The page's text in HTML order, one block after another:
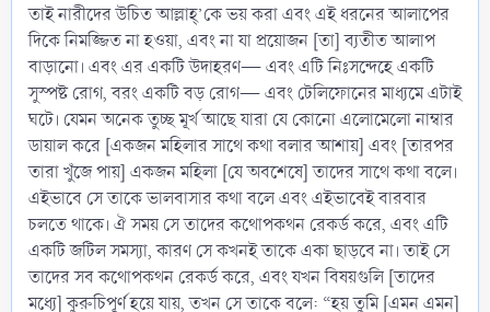
তাই নারীদের উচিত আল্লাহ্’কে ভয় করা এবং এই ধরনের আলাপের
দিকে নিমজ্জিত না হওয়া, এবং না যা প্রয়োজন [তা] ব্যতীত আলাপ
বাড়ানো। এবং এর একটি উদাহরণ— এবং এটি নিঃসন্দেহে একটি
সুস্পষ্ট রোগ, বরং একটি বড় রোগ— এবং টেলিফোনের মাধ্যমে এটাই
ঘটে। যেমন অনেক তুচ্ছ মূর্খ আছে যারা যে কোনো এলোমেলো নাম্বার
ডায়াল করে [একজন মহিলার সাথে কথা বলার আশায়] এবং [তারপর
তারা খুঁজে পায়] একজন মহিলা [যে অবশেষে] তাদের সাথে কথা বলে।
এইভাবে সে তাকে ভালবাসার কথা বলে এবং এইভাবেই বারবার
চলতে থাকে। ঐ সময় সে তাদের কথোপকথন রেকর্ড করে, এবং এটি
একটি জটিল সমস্যা, কারণ সে কখনই তাকে একা ছাড়বে না। তাই সে
তাদের সব কথোপকথন রেকর্ড করে, এবং যখন বিষয়গুলি [তাদের
মধ্যে] কুরুচিপূর্ণ হয়ে যায়, তখন সে তাকে বলে: “হয় তুমি [এমন এমন]